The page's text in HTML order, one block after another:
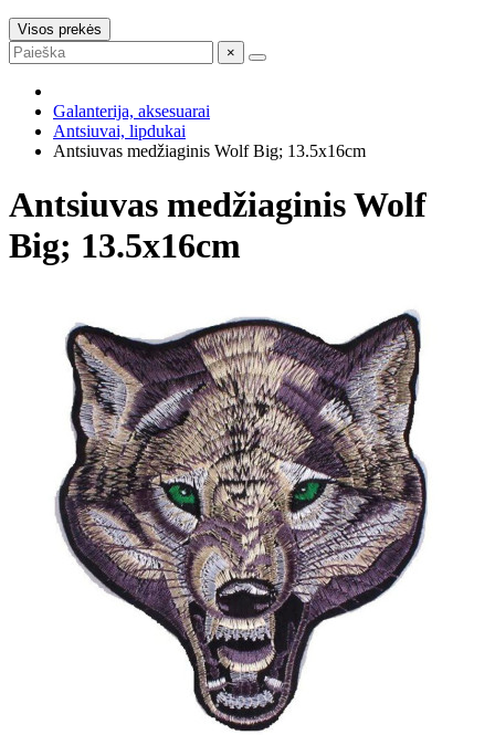
Visos prekės
×
Galanterija, aksesuarai
Antsiuvai, lipdukai
Antsiuvas medžiaginis Wolf Big; 13.5x16cm
Antsiuvas medžiaginis Wolf
Big; 13.5x16cm